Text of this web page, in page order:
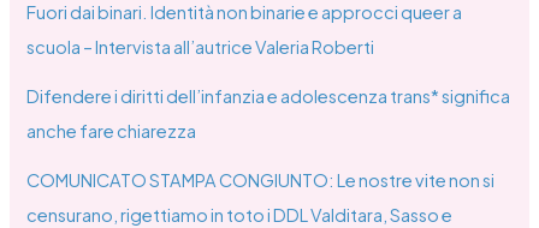
Fuori dai binari. Identità non binarie e approcci queer a
scuola – Intervista all’autrice Valeria Roberti
Difendere i diritti dell’infanzia e adolescenza trans* significa
anche fare chiarezza
COMUNICATO STAMPA CONGIUNTO: Le nostre vite non si
censurano, rigettiamo in toto i DDL Valditara, Sasso e